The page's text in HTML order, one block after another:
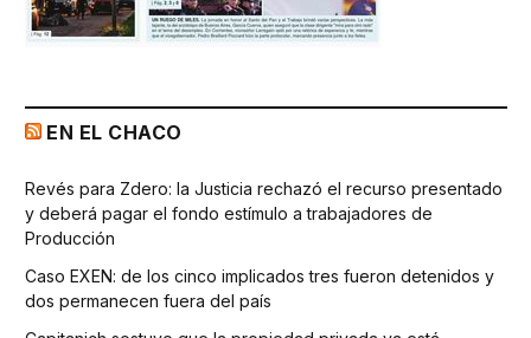
EN EL CHACO
Revés para Zdero: la Justicia rechazó el recurso presentado
y deberá pagar el fondo estímulo a trabajadores de
Producción
Caso EXEN: de los cinco implicados tres fueron detenidos y
dos permanecen fuera del país